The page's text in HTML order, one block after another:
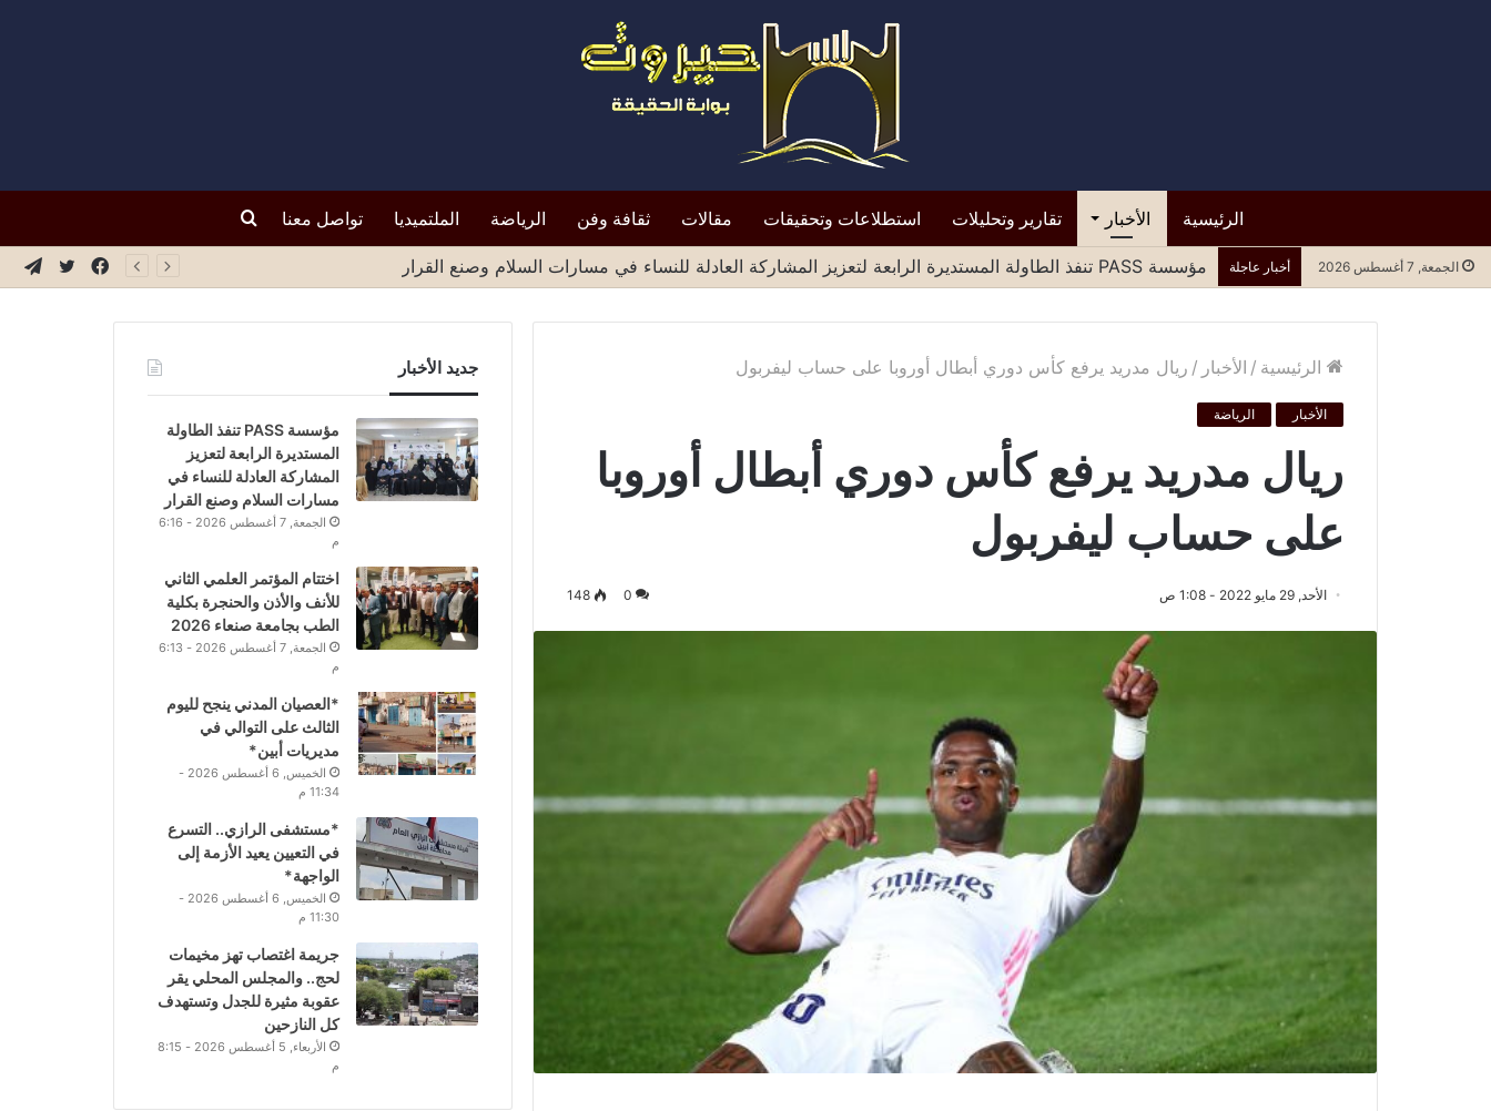
الرئيسية الأخبار تقارير وتحليلات استطلاعات وتحقيقات مقالات ثقافة وفن الرياضة الملتميديا تواصل معنا بحث
الجمعة, 7 أغسطس 2026 أخبار عاجلة مؤسسة PASS تنفذ الطاولة المستديرة الرابعة لتعزيز المشاركة العادلة للنساء في مسارات السلام وصنع القرار تويتر
فيسبوك
الرئيسية / الأخبار / ريال مدريد يرفع كأس دوري أبطال أوروبا على حساب ليفربول
الأخبار الرياضة
ريال مدريد يرفع كأس دوري أبطال أوروبا
على حساب ليفربول
الأحد, 29 مايو 2022 - 1:08 ص 0
148
جديد الأخبار
مؤسسة PASS تنفذ الطاولة
المستديرة الرابعة لتعزيز
المشاركة العادلة للنساء في
مسارات السلام وصنع القرار
الجمعة, 7 أغسطس 2026 - 6:16
م
اختتام المؤتمر العلمي الثاني
للأنف والأذن والحنجرة بكلية
الطب بجامعة صنعاء 2026
الجمعة, 7 أغسطس 2026 - 6:13
م
*العصيان المدني ينجح لليوم
الثالث على التوالي في
مديريات أبين*
الخميس, 6 أغسطس 2026 -
11:34 م
*مستشفى الرازي.. التسرع
في التعيين يعيد الأزمة إلى
الواجهة*
الخميس, 6 أغسطس 2026 -
11:30 م
جريمة اغتصاب تهز مخيمات
لحج.. والمجلس المحلي يقر
عقوبة مثيرة للجدل وتستهدف
كل النازحين
الأربعاء, 5 أغسطس 2026 - 8:15
م